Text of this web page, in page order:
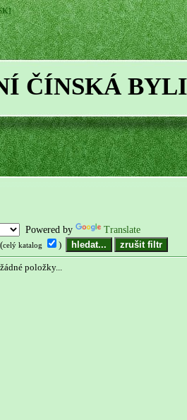
ČÍNSKÁ
Powered by
Translate
(celý katalog )
položky...